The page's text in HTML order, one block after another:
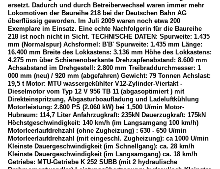
ersetzt. Dadurch und durch Betreiberwechsel waren immer mehr
Lokomotiven der Baureihe 218 bei der Deutschen Bahn AG
überflüssig geworden. Im Juli 2009 waren noch etwa 200
Exemplare im Einsatz. Eine echte Nachfolgerin für die Baureihe
218 ist noch nicht in Sicht. TECHNISCHE DATEN: Spurweite: 1.435
mm (Normalspur) Achsformel: B'B' Spurweite: 1.435 mm Länge:
16.400 mm Breite des Lokkastens: 3.136 mm Höhe des Lokkastens:
4.275 mm über Schienenoberkante Drehzapfenabstand: 8.600 mm
Achsabstand im Drehgestell: 2.800 mm Treibraddurchmesser: 1
000 mm (neu) / 920 mm (abgefahren) Gewicht: 79 Tonnen Achslast:
19,5 t Motor: MTU wassergekühlter V12-Zylinder-Viertakt -
Dieselmotor vom Typ 12 V 956 TB 11 (abgasoptimiert ) mit
Direkteinspritzung, Abgasturboaufladung und Ladeluftkühlung
Motorleistung: 2.800 PS (2.060 kW) bei 1,500 U/min Motor-
Hubraum: 114,7 Liter Anfahrzugkraft: 235kN Dauerzugkraft: 175kN
Höchstgeschwindigkeit: 140 km/h (im Langsamgang 100 km/h)
Motorleerlaufdrehzahl (ohne Zugheizung) : 630 - 650 U/min
Motorleerlaufdrehzahl (mit eingeschl. Zugheizung): ca 1000 U/min
Kleinste Dauergeschwindigkeit (im Schnellgang): ca. 28 km/h
Kleinste Dauergeschwindigkeit (im Langsamgang) ca. 18 km/h
Getriebe: MTU-Getriebe K 252 SUBB (mit 2 hydraulische